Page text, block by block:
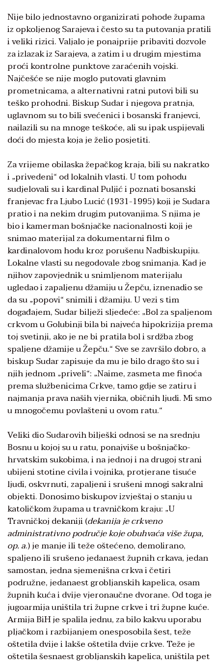
Nije bilo jednostavno organizirati pohode župama
iz opkoljenog Sarajeva i često su ta putovanja pratili
i veliki rizici. Valjalo je ponajprije pribaviti dozvole
za izlazak iz Sarajeva, a zatim i u drugim mjestima
proći kontrolne punktove zaraćenih vojski.
Najčešće se nije moglo putovati glavnim
prometnicama, a alternativni ratni putovi bili su
teško prohodni. Biskup Sudar i njegova pratnja,
uglavnom su to bili svećenici i bosanski franjevci,
nailazili su na mnoge teškoće, ali su ipak uspijevali
doći do mjesta koja je želio posjetiti.
Za vrijeme obilaska žepačkog kraja, bili su nakratko
i „privedeni“ od lokalnih vlasti. U tom pohodu
sudjelovali su i kardinal Puljić i poznati bosanski
franjevac fra Ljubo Lucić (1931-1995) koji je Sudara
pratio i na nekim drugim putovanjima. S njima je
bio i kamerman bošnjačke nacionalnosti koji je
snimao materijal za dokumentarni film o
kardinalovom hodu kroz porušenu Nadbiskupiju.
Lokalne vlasti su negodovale zbog snimanja. Kad je
njihov zapovjednik u snimljenom materijalu
ugledao i zapaljenu džamiju u Žepču, iznenadio se
da su „popovi“ snimili i džamiju. U vezi s tim
događajem, Sudar bilježi sljedeće: „Bol za spaljenom
crkvom u Golubinji bila bi najveća hipokrizija prema
toj svetinji, ako je ne bi pratila bol i srdžba zbog
spaljene džamije u Žepču.“ Sve se završilo dobro, a
biskup Sudar zapisuje da mu je bilo drago što su i
njih jednom „priveli“: „Naime, zasmeta me finoća
prema službenicima Crkve, tamo gdje se zatiru i
najmanja prava naših vjernika, običnih ljudi. Mi smo
u mnogočemu povlašteni u ovom ratu.“
Veliki dio Sudarovih bilješki odnosi se na srednju
Bosnu u kojoj su u ratu, ponajviše u bošnjačko-
hrvatskim sukobima, i na jednoj i na drugoj strani
ubijeni stotine civila i vojnika, protjerane tisuće
ljudi, oskvrnuti, zapaljeni i srušeni mnogi sakralni
objekti. Donosimo biskupov izvještaj o stanju u
katoličkom župama u travničkom kraju: „U
Travničkoj dekaniji (dekanija jecrkveno
administrativno područje koje obuhvaća više župa,
op. a.) je manje ili teže oštećeno, demolirano,
spaljeno ili srušeno jedanaest župnih crkava, jedan
samostan, jedna sjemenišna crkva i četiri
podružne, jedanaest grobljanskih kapelica, osam
župnih kuća i dvije vjeronaučne dvorane. Od toga je
jugoarmija uništila tri župne crkve i tri župne kuće.
Armija BiH je spalila jednu, za bilo kakvu uporabu
pljačkom i razbijanjem onesposobila šest, teže
oštetila dvije i lakše oštetila dvije crkve. Teže je
oštetila šesnaest grobljanskih kapelica, uništila pet